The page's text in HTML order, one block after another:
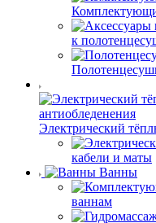
к
Электрический
кабели и маты
Ванны
ваннам